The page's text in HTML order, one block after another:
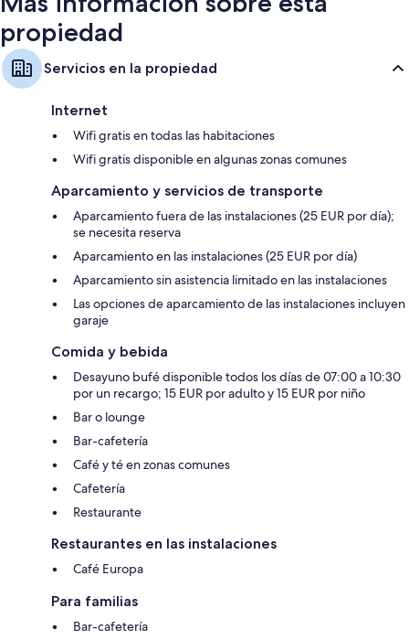
propiedad
Servicios en la propiedad
Internet
Wifi gratis en todas las habitaciones
Wifi gratis disponible en algunas zonas comunes
Aparcamiento y servicios de transporte
Aparcamiento fuera de las instalaciones (25 EUR por día);
se necesita reserva
Aparcamiento en las instalaciones (25 EUR por día)
Aparcamiento sin asistencia limitado en las instalaciones
Las opciones de aparcamiento de las instalaciones incluyen
garaje
Comida y bebida
Desayuno bufé disponible todos los días de 07:00 a 10:30
por un recargo; 15 EUR por adulto y 15 EUR por niño
Bar o lounge
Bar-cafetería
Café y té en zonas comunes
Cafetería
Restaurante
Restaurantes en las instalaciones
Café Europa
Para familias
Bar-cafetería